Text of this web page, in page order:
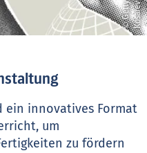
m
h
ein innovatives Format
um
zu fördern